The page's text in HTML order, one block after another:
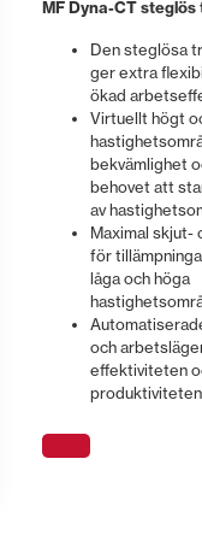
MF Dyna-CT
Den steglösa
ger extra
ökad
Virtuellt högt
bekvämlighet
behovet att
av
Maximal skjut-
för
låga och höga
och
effektiviteten
produktiviteten